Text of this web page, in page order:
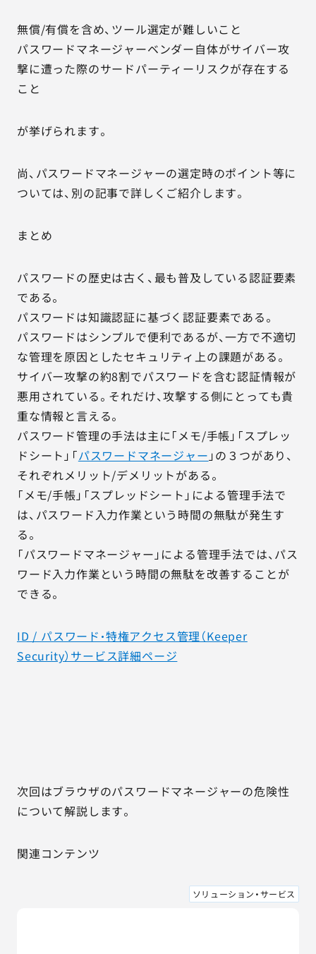
無償/有償を含め、ツール選定が難しいこと
パスワードマネージャーベンダー自体がサイバー攻
撃に遭った際のサードパーティーリスクが存在する
こと
が挙げられます。
尚、パスワードマネージャーの選定時のポイント等に
ついては、別の記事で詳しくご紹介します。
まとめ
パスワードの歴史は古く、最も普及している認証要素
である。
パスワードは知識認証に基づく認証要素である。
パスワードはシンプルで便利であるが、一方で不適切
な管理を原因としたセキュリティ上の課題がある。
サイバー攻撃の約8割でパスワードを含む認証情報が
悪用されている。それだけ、攻撃する側にとっても貴
重な情報と言える。
パスワード管理の手法は主に「メモ/手帳」「スプレッ
ドシート」「パスワードマネージャー 」の３つがあり、
それぞれメリット/デメリットがある。
「メモ/手帳」「スプレッドシート」による管理手法で
は、パスワード入力作業という時間の無駄が発生す
る。
「パスワードマネージャー」による管理手法では、パス
ワード入力作業という時間の無駄を改善することが
できる。
ID / パスワード・特権アクセス管理（Keeper
Security）サービス詳細ページ
次回はブラウザのパスワードマネージャーの危険性
について解説します。
関連コンテンツ
ソリューション・サービス